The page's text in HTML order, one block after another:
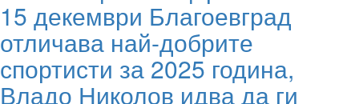
драматичния
HBO
Original
сериал
“Като
гореща
15 декември Благоевград
отличава най-добрите
спортисти за 2025 година,
Владо Николов идва да ги